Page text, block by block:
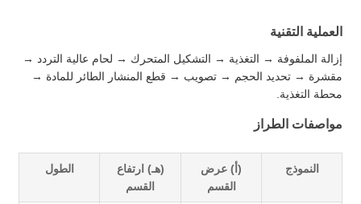
العملية التقنية
إزالة الملفوفة → التغذية → التشكيل المتحرك → لحام عالية التردد →
مقشرة → تحديد الحجم → تصويب → قطع المنشار الطائر للمادة →
محطة التغذية.
مواصفات الطراز
النموذج
(أ) عرض
القسم
(هـ) ارتفاع
القسم
الطول